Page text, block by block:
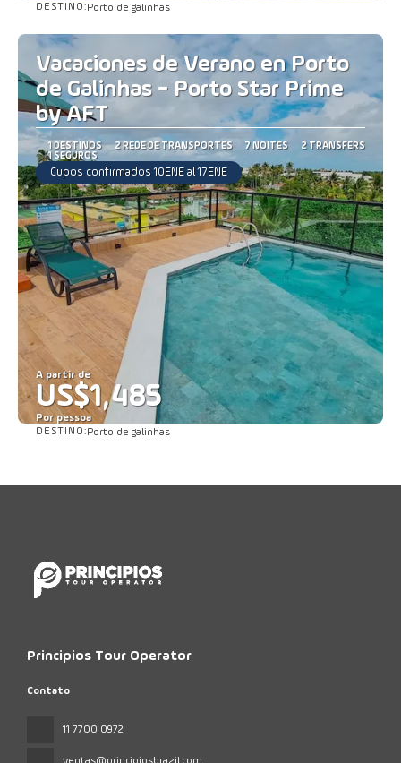
DESTINO:Porto de galinhas
Vacaciones de Verano en Porto
de Galinhas - Porto Star Prime
by AFT
1 DESTINOS 2 REDE DE TRANSPORTES 7 NOITES
2 TRANSFERS
1 SEGUROS
Cupos confirmados 10ENE al 17ENE
A partir de
US$1,485
Por pessoa
DESTINO:Porto de galinhas
Principios Tour Operator
Contato
11 7700 0972